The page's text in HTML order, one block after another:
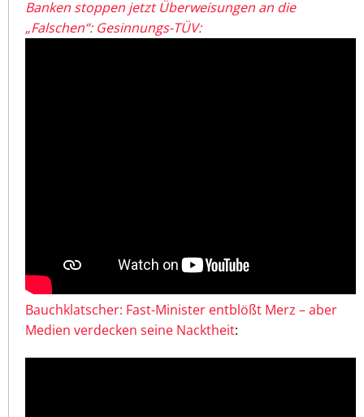
Banken stoppen jetzt Überweisungen an die
„Falschen“: Gesinnungs-TÜV:
Bauchklatscher: Fast-Minister entblößt Merz – aber
Medien verdecken seine Nacktheit: